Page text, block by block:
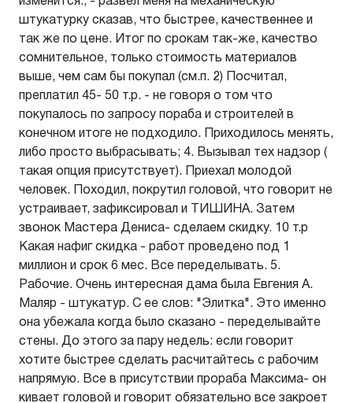
штукатурку сказав, что быстрее, качественнее и
так же по цене. Итог по срокам так-же, качество
сомнительное, только стоимость материалов
выше, чем сам бы покупал (см.п. 2) Посчитал,
преплатил 45- 50 т.р. - не говоря о том что
покупалось по запросу пораба и строителей в
конечном итоге не подходило. Приходилось менять,
либо просто выбрасывать; 4. Вызывал тех надзор (
такая опция присутствует). Приехал молодой
человек. Походил, покрутил головой, что говорит не
устраивает, зафиксировал и ТИШИНА. Затем
звонок Мастера Дениса- сделаем скидку. 10 т.р
Какая нафиг скидка - работ проведено под 1
миллион и срок 6 мес. Все переделывать. 5.
Рабочие. Очень интересная дама была Евгения А.
Маляр - штукатур. С ее слов: "Элитка". Это именно
она убежала когда было сказано - переделывайте
стены. До этого за пару недель: если говорит
хотите быстрее сделать расчитайтесь с рабочим
напрямую. Все в присутствии прораба Максима- он
кивает головой и говорит обязательно все закроет